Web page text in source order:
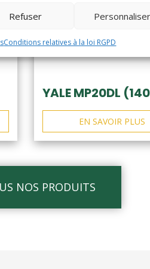
Refuser Personnaliser
Conditions relatives à la loi RGPD
YALE MP20DL
EN SAVOIR PLUS
NOS PRODUITS